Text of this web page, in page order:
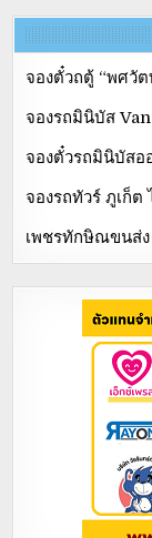
จองตั๋วถตู้ “พศวั
จองรถมินิบัส
จองตั๋วรถมินิบัส
จองรถทัวร์ ภูเก็ต
เพชรทักษิณขนส่ง